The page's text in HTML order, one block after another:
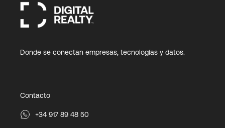
Donde se conectan empresas, tecnologías y datos.
Contacto
+34 917 89 48 50